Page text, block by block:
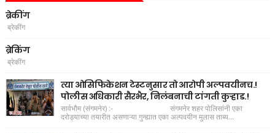
ब्रेकींग
ब्रेकींग
ब्रेकिंग
ब्रेकींग
त्या ओसिफिकेशन टेस्टनुसार तो आरोपी अल्पवयीनच.!
पोलीस अधिकारी सैरभैर, निलंबनाची टांगती कुऱ्हाड.!
सार्वभौम (संगमनेर) :- संगमनेर शहर पोलिसांनी एका
दरोड्याच्या तयारीत असणाऱ्या गुन्ह्यात एका अल्पवयीन मुलास ताब्य...